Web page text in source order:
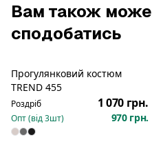
Вам також може
сподобатись
Прогулянковий костюм
TREND 455
Роздріб 1 070 грн.
Опт (від3шт) 970 грн.